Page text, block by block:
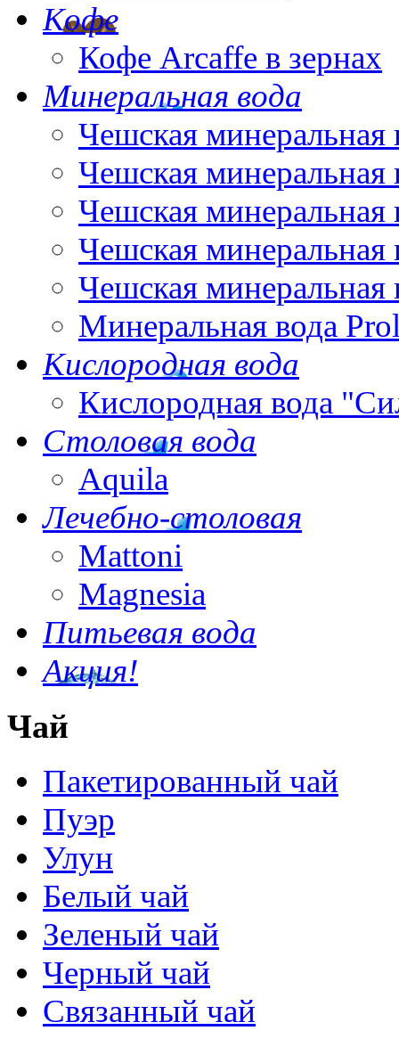
Кофе
Кофе Arcaffe в зернах
Минеральная вода
Чешская минеральная
Чешская минеральная
Чешская минеральная
Чешская минеральная
Чешская минеральная
Минеральная вода
Кислородная вода
Кислородная вода
Столовая вода
Aquila
Лечебно-столовая
Mattoni
Magnesia
Питьевая вода
Акция!
Чай
Пакетированный чай
Пуэр
Улун
Белый чай
Зеленый чай
Черный чай
Связанный чай